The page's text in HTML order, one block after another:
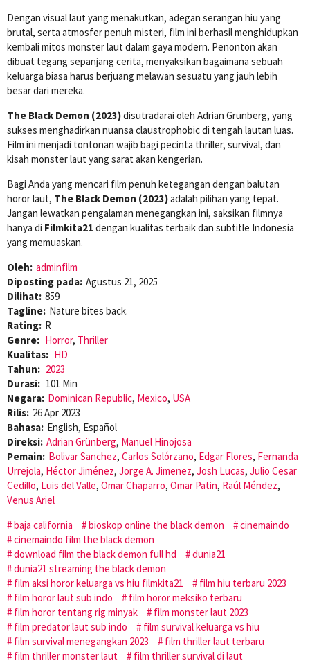
Dengan visual laut yang menakutkan, adegan serangan hiu yang
brutal, serta atmosfer penuh misteri, film ini berhasil menghidupkan
kembali mitos monster laut dalam gaya modern. Penonton akan
dibuat tegang sepanjang cerita, menyaksikan bagaimana sebuah
keluarga biasa harus berjuang melawan sesuatu yang jauh lebih
besar dari mereka.
The Black Demon (2023)disutradarai oleh Adrian Grünberg, yang
sukses menghadirkan nuansa claustrophobic di tengah lautan luas.
Film ini menjadi tontonan wajib bagi pecinta thriller, survival, dan
kisah monster laut yang sarat akan kengerian.
Bagi Anda yang mencari film penuh ketegangan dengan balutan
horor laut, The Black Demon (2023)adalah pilihan yang tepat.
Jangan lewatkan pengalaman menegangkan ini, saksikan filmnya
hanya di Filmkita21 dengan kualitas terbaik dan subtitle Indonesia
yang memuaskan.
Oleh: adminfilm
Diposting pada: Agustus 21, 2025
Dilihat: 859
Tagline: Nature bites back.
Rating: R
Genre: Horror, Thriller
Kualitas: HD
Tahun: 2023
Durasi: 101 Min
Negara: Dominican Republic, Mexico, USA
Rilis: 26 Apr 2023
Bahasa: English, Español
Direksi: Adrian Grünberg, Manuel Hinojosa
Pemain: Bolivar Sanchez, Carlos Solórzano, Edgar Flores, Fernanda
Urrejola, Héctor Jiménez, Jorge A. Jimenez, Josh Lucas, Julio Cesar
Cedillo, Luis del Valle, Omar Chaparro, Omar Patin, Raúl Méndez,
Venus Ariel
baja california
bioskop online the black demon
cinemaindo
cinemaindo film the black demon
download film the black demon full hd
dunia21
dunia21 streaming the black demon
film aksi horor keluarga vs hiu filmkita21
film hiu terbaru 2023
film horor laut sub indo
film horor meksiko terbaru
film horor tentang rig minyak
film monster laut 2023
film predator laut sub indo
film survival keluarga vs hiu
film survival menegangkan 2023
film thriller laut terbaru
film thriller monster laut
film thriller survival di laut